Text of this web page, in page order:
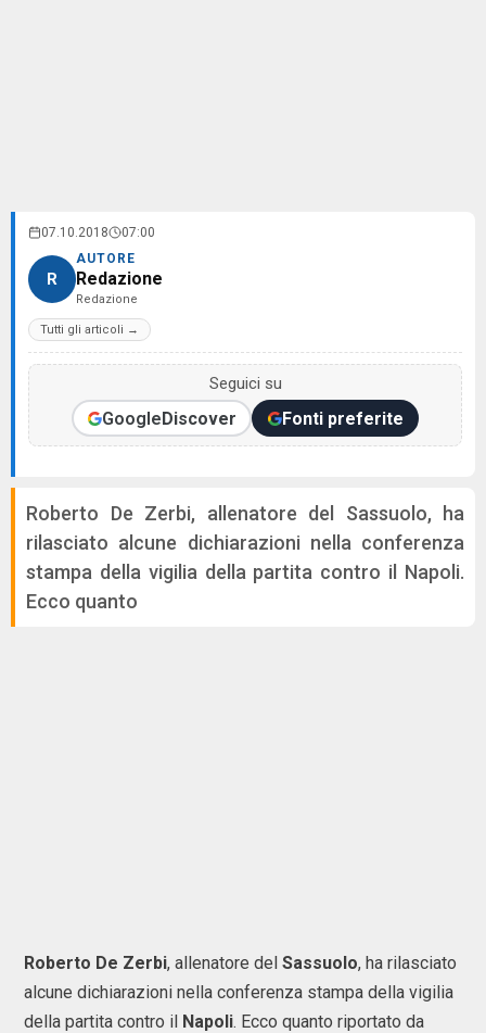
07.10.2018 07:00
R
AUTORE
Redazione
Redazione
Tutti gli articoli →
Seguici su
GoogleDiscover Fonti preferite
Roberto De Zerbi, allenatore del Sassuolo, ha
rilasciato alcune dichiarazioni nella conferenza
stampa della vigilia della partita contro il Napoli.
Ecco quanto
Roberto De Zerbi, allenatore del Sassuolo, ha rilasciato
alcune dichiarazioni nella conferenza stampa della vigilia
della partita contro il Napoli. Ecco quanto riportato da